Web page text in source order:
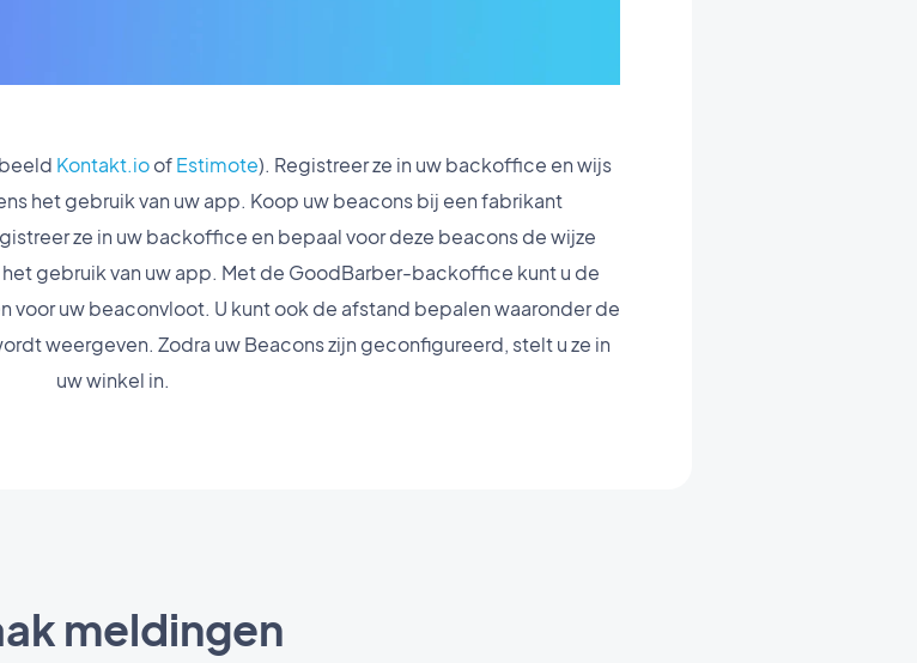
Kontakt.ioofEstimote). Registreer ze in uw backoffice en wijs
het gebruik van uw app. Koop uw beacons bij een fabrikant
ze in uw backoffice en bepaal voor deze beacons de wijze
gebruik van uw app. Met de GoodBarber-backoffice kunt u de
uw beaconvloot. U kunt ook de afstand bepalen waaronder de
weergeven. Zodra uw Beacons zijn geconfigureerd, stelt u ze in
uw winkel in.
meldingen